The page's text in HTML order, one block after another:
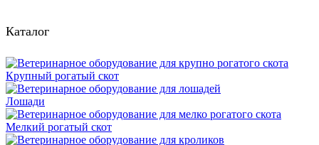
Каталог
Крупный рогатый скот
Лошади
Мелкий рогатый скот